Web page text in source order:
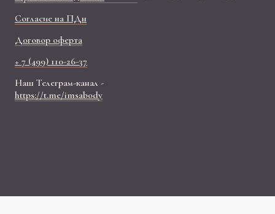
Согласие на ПДн
Договор оферта
+ 7 (499) 110-26-37
Наш Телеграм-канал -
https://t.me/imsabody